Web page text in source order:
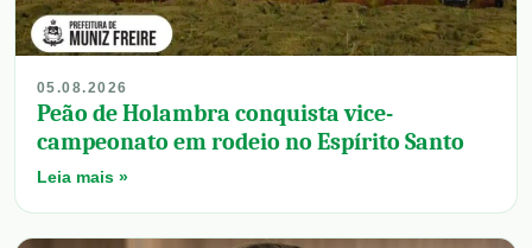
05.08.2026
Peão de Holambra conquista vice-
campeonato em rodeio no Espírito Santo
Leia mais »